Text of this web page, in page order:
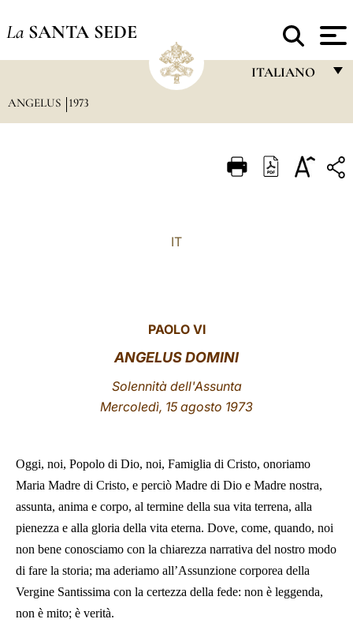
La SANTA SEDE
ITALIANO
ITALIANO
ANGELUS 1973
IT
PAOLO VI
ANGELUS DOMINI
Solennità dell'Assunta
Mercoledì, 15 agosto 1973
Oggi, noi, Popolo di Dio, noi, Famiglia di Cristo, onoriamo
Maria Madre di Cristo, e perciò Madre di Dio e Madre nostra,
assunta, anima e corpo, al termine della sua vita terrena, alla
pienezza e alla gloria della vita eterna. Dove, come, quando, noi
non bene conosciamo con la chiarezza narrativa del nostro modo
di fare la storia; ma aderiamo all’Assunzione corporea della
Vergine Santissima con la certezza della fede: non è leggenda,
non è mito; è verità.